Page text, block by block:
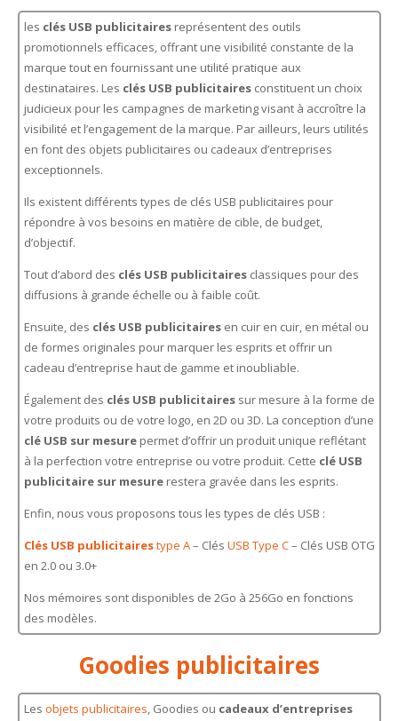
les clés USB publicitairesreprésentent des outils
promotionnels efficaces, offrant une visibilité constante de la
marque tout en fournissant une utilité pratique aux
destinataires. Les clés USB publicitairesconstituent un choix
judicieux pour les campagnes de marketing visant à accroître la
visibilité et l’engagement de la marque. Par ailleurs, leurs utilités
en font des objets publicitaires ou cadeaux d’entreprises
exceptionnels.
Ils existent différents types de clés USB publicitaires pour
répondre à vos besoins en matière de cible, de budget,
d’objectif.
Tout d’abord des clés USB publicitairesclassiques pour des
diffusions à grande échelle ou à faible coût.
Ensuite, des clés USB publicitairesen cuir en cuir, en métal ou
de formes originales pour marquer les esprits et offrir un
cadeau d’entreprise haut de gamme et inoubliable.
Également des clés USB publicitairessur mesure à la forme de
votre produits ou de votre logo, en 2D ou 3D. La conception d’une
clé USB sur mesurepermet d’offrir un produit unique reflétant
à la perfection votre entreprise ou votre produit. Cette clé USB
publicitaire sur mesurerestera gravée dans les esprits.
Enfin, nous vous proposons tous les types de clés USB :
Clés USB publicitairestype A– Clés USB Type C– Clés USB OTG
en 2.0 ou 3.0+
Nos mémoires sont disponibles de 2Go à 256Go en fonctions
des modèles.
Goodies publicitaires
Les objets publicitaires, Goodies ou cadeaux d’entreprises